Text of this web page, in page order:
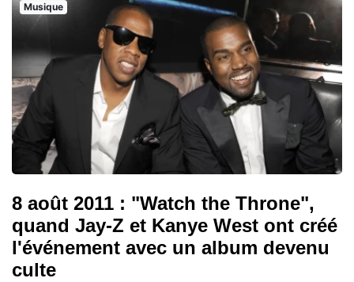
Musique
8 août 2011 : "Watch the Throne",
quand Jay-Z et Kanye West ont créé
l'événement avec un album devenu
culte